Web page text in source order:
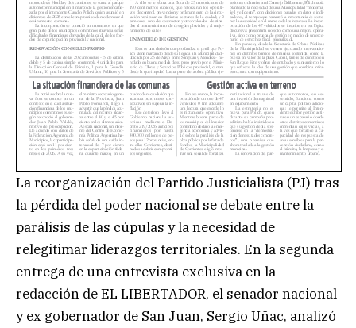
La reorganización del Partido Justicialista (PJ) tras
la pérdida del poder nacional se debate entre la
parálisis de las cúpulas y la necesidad de
relegitimar liderazgos territoriales. En la segunda
entrega de una entrevista exclusiva en la
redacción de EL LIBERTADOR, el senador nacional
y ex gobernador de San Juan, Sergio Uñac, analizó